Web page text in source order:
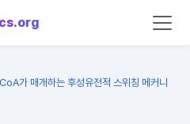
가 매개하는 후성유전적 스위칭 메커니